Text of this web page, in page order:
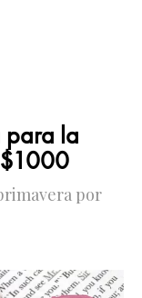
para la
por